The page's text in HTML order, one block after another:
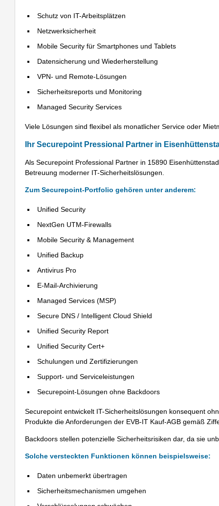
Schutz von IT-Arbeitsplätzen
Netzwerksicherheit
Mobile Security für Smartphones und Tablets
Datensicherung und Wiederherstellung
VPN- und Remote-Lösungen
Sicherheitsreports und Monitoring
Managed Security Services
Viele Lösungen sind flexibel als monatlicher Service oder
Ihr Securepoint Pressional Partner in
Als Securepoint Professional Partner in 15890
Betreuung moderner IT-Sicherheitslösungen.
Zum Securepoint-Portfolio gehören unter anderem:
Unified Security
NextGen UTM-Firewalls
Mobile Security & Management
Unified Backup
Antivirus Pro
E-Mail-Archivierung
Managed Services (MSP)
Secure DNS / Intelligent Cloud Shield
Unified Security Report
Unified Security Cert+
Schulungen und Zertifizierungen
Support- und Serviceleistungen
Securepoint-Lösungen ohne Backdoors
Securepoint entwickelt IT-Sicherheitslösungen konsequent
Produkte die Anforderungen der EVB-IT Kauf-AGB gemäß
Backdoors stellen potenzielle Sicherheitsrisiken dar, da sie
Solche versteckten Funktionen können beispielsweise:
Daten unbemerkt übertragen
Sicherheitsmechanismen umgehen